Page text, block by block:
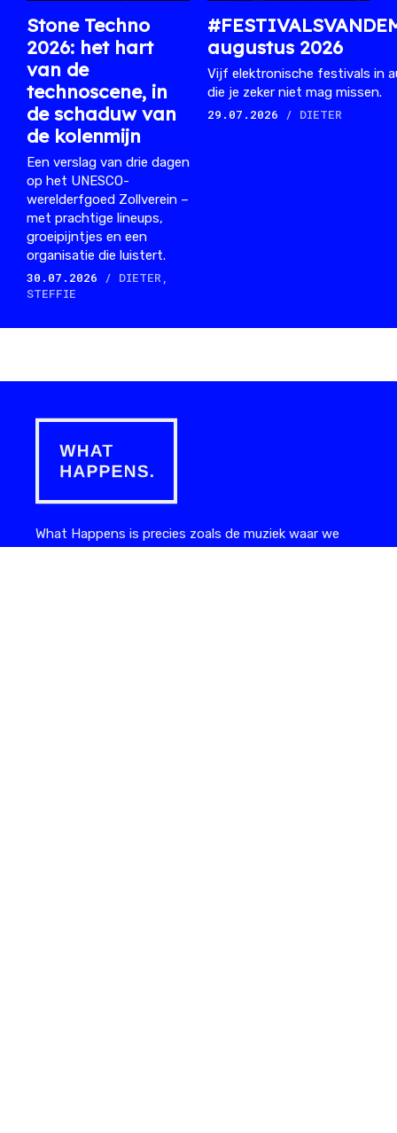
Stone Techno
2026: het hart
van de
technoscene, in
de schaduw van
de kolenmijn
Een verslag van drie dagen
op het UNESCO-
werelderfgoed Zollverein –
met prachtige lineups,
groeipijntjes en een
organisatie die luistert.
30.07.2026
/ DIETER,
STEFFIE
augustus 2026
Vijf elektronische festivals in
die je zeker niet mag missen.
29.07.2026
/ DIETER
What Happens is precies zoals de muziek waar we